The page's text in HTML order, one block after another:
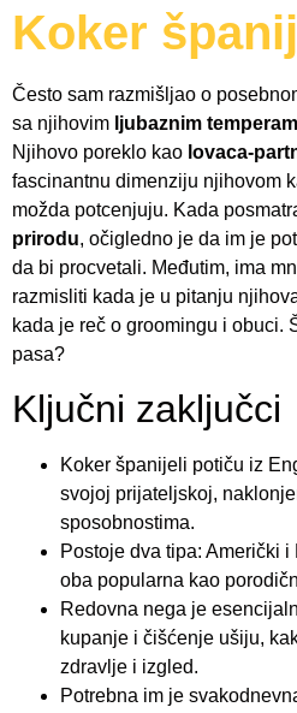
Koker
Često sam razmišljao o
sa njihovim ljubaznim
Njihovo poreklo kao lovaca-
fascinantnu dimenziju njihovom
možda potcenjuju. Kada
prirodu, očigledno je da im je
da bi procvetali. Međutim, ima
razmisliti kada je u pitanju
kada je reč o groomingu i obuci.
pasa?
Ključni zaključci
Koker španijeli potiču iz
svojoj prijateljskoj,
sposobnostima.
Postoje dva tipa: Američki
oba popularna kao
Redovna nega je
kupanje i čišćenje ušiju,
zdravlje i izgled.
Potrebna im je